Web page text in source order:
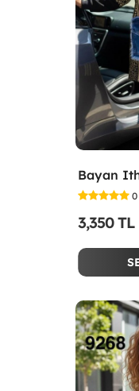
0
3,350 TL